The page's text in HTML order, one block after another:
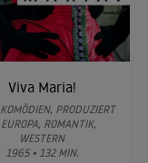
Viva Maria!
PRODUZIERT
ROMANTIK,
WESTERN
1965 • 132 MIN.